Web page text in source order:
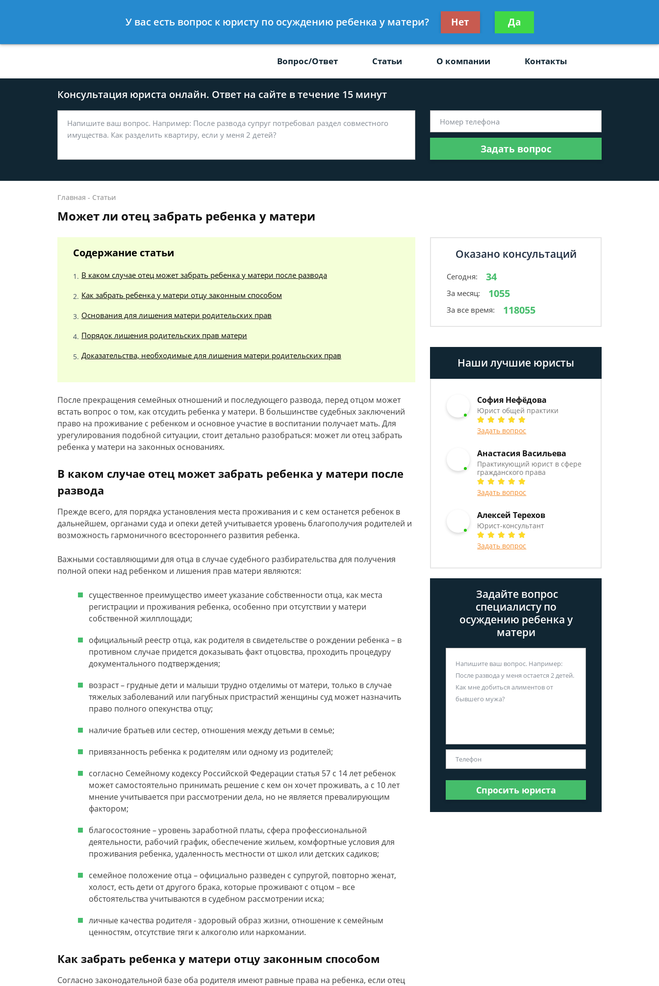
8 499-577-04-56 8 812 509-27-47
Получите консультацию
бесплатно
Задать вопрос
Вопрос/Ответ Статьи О компании Контакты
Консультация юриста онлайн. Ответ на сайте в течение 15 минут
Задать вопрос
Главная - Статьи
Может ли отец забрать ребенка у матери
Содержание статьи
В каком случае отец может забрать ребенка у матери после развода
Как забрать ребенка у матери отцу законным способом
Основания для лишения матери родительских прав
Порядок лишения родительских прав матери
Доказательства, необходимые для лишения матери родительских прав
После прекращения семейных отношений и последующего развода, перед отцом может
встать вопрос о том, как отсудить ребенка у матери. В большинстве судебных заключений
право на проживание с ребенком и основное участие в воспитании получает мать. Для
урегулирования подобной ситуации, стоит детально разобраться: может ли отец забрать
ребенка у матери на законных основаниях.
В каком случае отец может забрать ребенка у матери после
развода
Прежде всего, для порядка установления места проживания и с кем останется ребенок в
дальнейшем, органами суда и опеки детей учитывается уровень благополучия родителей и
возможность гармоничного всестороннего развития ребенка.
Важными составляющими для отца в случае судебного разбирательства для получения
полной опеки над ребенком и лишения прав матери являются:
существенное преимущество имеет указание собственности отца, как места
регистрации и проживания ребенка, особенно при отсутствии у матери
собственной жилплощади;
официальный реестр отца, как родителя в свидетельстве о рождении ребенка – в
противном случае придется доказывать факт отцовства, проходить процедуру
документального подтверждения;
возраст – грудные дети и малыши трудно отделимы от матери, только в случае
тяжелых заболеваний или пагубных пристрастий женщины суд может назначить
право полного опекунства отцу;
наличие братьев или сестер, отношения между детьми в семье;
привязанность ребенка к родителям или одному из родителей;
согласно Семейному кодексу Российской Федерации статья 57 с 14 лет ребенок
может самостоятельно принимать решение с кем он хочет проживать, а с 10 лет
мнение учитывается при рассмотрении дела, но не является превалирующим
фактором;
благосостояние – уровень заработной платы, сфера профессиональной
деятельности, рабочий график, обеспечение жильем, комфортные условия для
проживания ребенка, удаленность местности от школ или детских садиков;
семейное положение отца – официально разведен с супругой, повторно женат,
холост, есть дети от другого брака, которые проживают с отцом – все
обстоятельства учитываются в судебном рассмотрении иска;
личные качества родителя - здоровый образ жизни, отношение к семейным
ценностям, отсутствие тяги к алкоголю или наркомании.
Как забрать ребенка у матери отцу законным способом
Согласно законодательной базе оба родителя имеют равные права на ребенка, если отец
Оказано консультаций
Сегодня: 34
За месяц: 1055
За все время: 118055
Наши лучшие юристы
София Нефёдова
Юрист общей практики
Задать вопрос
Анастасия Васильева
Практикующий юрист в сфере
гражданского права
Задать вопрос
Алексей Терехов
Юрист-консультант
Задать вопрос
Задайте вопрос
специалисту по
осуждению ребенка у
матери
Спросить юриста
У вас есть вопрос к юристу по осуждению ребенка у матери? Нет Да